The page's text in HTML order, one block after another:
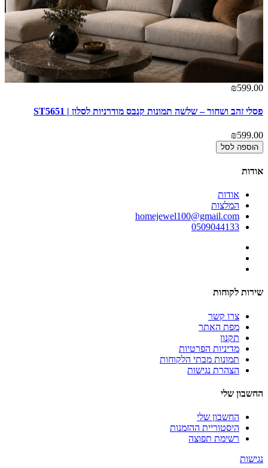
₪599.00
פסלי זהב ושחור – שלשה תמונות קנבס מודרניות לסלון | ST5651
₪599.00
הוספה לסל
אודות
אודות
המלצות
homejewel100@gmail.com
0509044133
שירות לקוחות
צרו קשר
מפת האתר
תקנון
מדיניות הפרטיות
תמונות מבתי הלקוחות
הצהרת נגישות
החשבון שלי
החשבון שלי
היסטוריית ההזמנות
רשימת תפוצה
נגישות